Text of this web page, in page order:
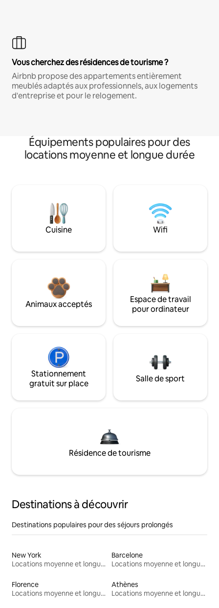
Vous cherchez des résidences de tourisme ?
Airbnb propose des appartements entièrement
meublés adaptés aux professionnels, aux logements
d'entreprise et pour le relogement.
Équipements populaires pour des
locations moyenne et longue durée
Cuisine Wifi
Animaux acceptés
Espace de travail
pour ordinateur
Stationnement
gratuit sur place
Salle de sport
Résidence de tourisme
Destinations à découvrir
Destinations populaires pour des séjours prolongés
New York
Locations moyenne et longue durée
Barcelone
Locations moyenne et longue durée
Florence
Locations moyenne et longue durée
Athènes
Locations moyenne et longue durée